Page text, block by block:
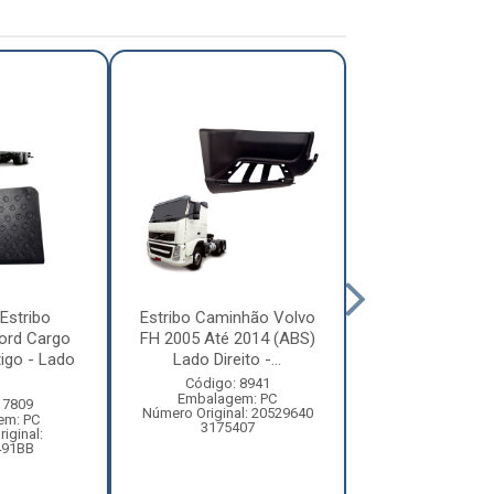
Cargo
- Lado
PC
Estribo Caminhão Volvo
FH 2005 Até 2014 (ABS)
Lado Direito -...
Código: 8941
Embalagem: PC
Número Original: 20529640
3175407